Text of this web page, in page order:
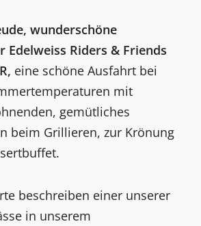
wunderschöne
Edelweiss Riders & Friends
eine schöne Ausfahrt bei
mit
gemütliches
beim Grillieren, zur Krönung
beschreiben einer unserer
in unserem